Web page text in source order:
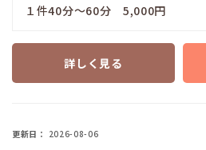
１件40分～60分 5,000円
詳しく見る
更新日 2026-08-06